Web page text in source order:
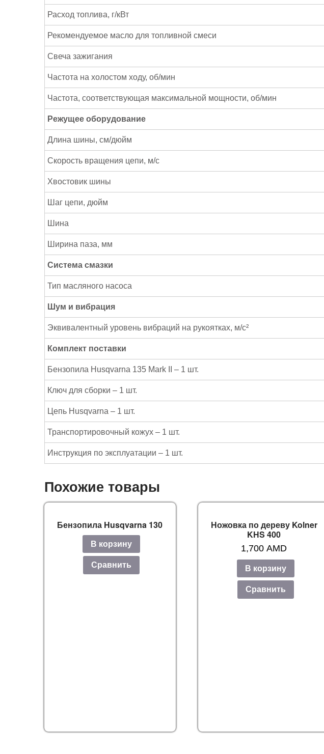
Расход топлива, г/кВт
Рекомендуемое масло для топливной смеси
Свеча зажигания
Частота на холостом ходу, об/мин
Частота, соответствующая максимальной мощности, об/мин
Режущее оборудование
Длина шины, см/дюйм
Скорость вращения цепи, м/с
Хвостовик шины
Шаг цепи, дюйм
Шина
Ширина паза, мм
Система смазки
Тип масляного насоса
Шум и вибрация
Эквивалентный уровень вибраций на рукоятках, м/с²
Комплект поставки
Бензопила Husqvarna 135 Mark II – 1 шт.
Ключ для сборки – 1 шт.
Цепь Husqvarna – 1 шт.
Транспортировочный кожух – 1 шт.
Инструкция по эксплуатации – 1 шт.
Похожие товары
Бензопила Husqvarna 130
В корзину
Сравнить
Ножовка по дереву Kolner
KНS 400
1,700AMD
В корзину
Сравнить